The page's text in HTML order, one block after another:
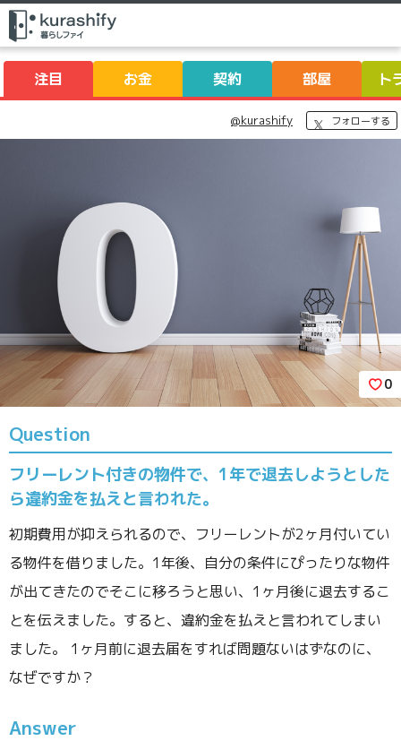
注目 お金 契約 部屋 ト
@kurashify フォローする
0
フリーレント付きの物件で、1年で退去しようとした
ら違約金を払えと言われた。
Question
初期費用が抑えられるので、フリーレントが2ヶ月付いてい
る物件を借りました。1年後、自分の条件にぴったりな物件
が出てきたのでそこに移ろうと思い、1ヶ月後に退去するこ
とを伝えました。すると、違約金を払えと言われてしまい
ました。 1ヶ月前に退去届をすれば問題ないはずなのに、
なぜですか？
Answer